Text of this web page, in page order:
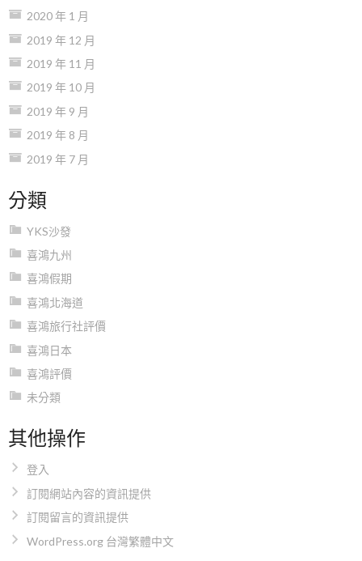
2020 年 1 月
2019 年 12 月
2019 年 11 月
2019 年 10 月
2019 年 9 月
2019 年 8 月
2019 年 7 月
分類
YKS沙發
喜鴻九州
喜鴻假期
喜鴻北海道
喜鴻旅行社評價
喜鴻日本
喜鴻評價
未分類
其他操作
登入
訂閱網站內容的資訊提供
訂閱留言的資訊提供
WordPress.org 台灣繁體中文